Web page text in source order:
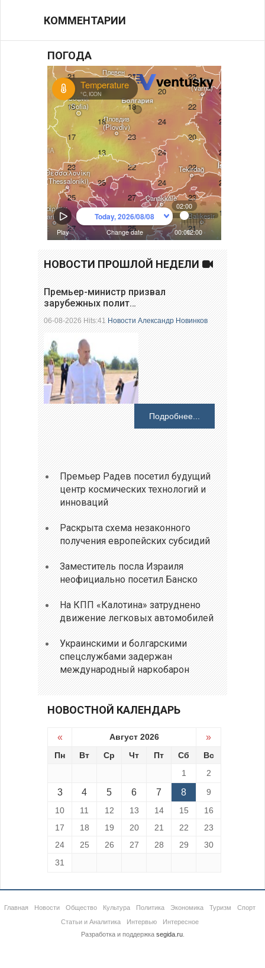
КОММЕНТАРИИ
ПОГОДА
НОВОСТИ ПРОШЛОЙ НЕДЕЛИ
Премьер-министр призвал
зарубежных полит…
06-08-2026 Hits:41Новости Александр Новинков
Подробнее...
Премьер Радев посетил будущий
центр космических технологий и
инноваций
Раскрыта схема незаконного
получения европейских субсидий
Заместитель посла Израиля
неофициально посетил Банско
На КПП «Калотина» затруднено
движение легковых автомобилей
Украинскими и болгарскими
спецслужбами задержан
международный наркобарон
НОВОСТНОЙ КАЛЕНДАРЬ
« Август 2026 »
Пн Вт Ср Чт Пт Сб
Вс
1
2
3 4 5 6 7 8
9
10
11 12 13 14 15
16
17
18 19 20 21 22
23
24
25 26 27 28 29
30
31
Главная Новости Общество Культура Политика Экономика Туризм
Спорт
Статьи и Аналитика
Интервью
Интересное
Разработка и поддержка segida.ru.